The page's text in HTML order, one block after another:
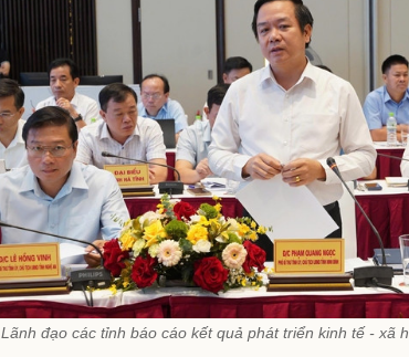
Lãnh đạo các tỉnh báo cáo kết quả phát triển kinh tế - xã